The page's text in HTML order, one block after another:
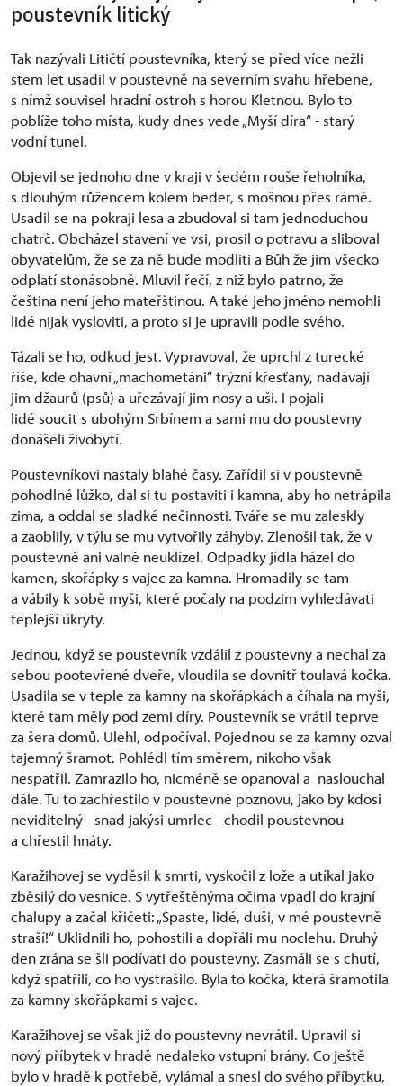
poustevník litický
Tak nazývali Litičtí poustevníka, který se před více nežli
stem let usadil v poustevně na severním svahu hřebene,
s nímž souvisel hradní ostroh s horou Kletnou. Bylo to
poblíže toho místa, kudy dnes vede „Myší díra“ - starý
vodní tunel.
Objevil se jednoho dne v kraji v šedém rouše řeholníka,
s dlouhým růžencem kolem beder, s mošnou přes rámě.
Usadil se na pokraji lesa a zbudoval si tam jednoduchou
chatrč. Obcházel stavení ve vsi, prosil o potravu a sliboval
obyvatelům, že se za ně bude modliti a Bůh že jim všecko
odplatí stonásobně. Mluvil řečí, z niž bylo patrno, že
čeština není jeho mateřštinou. A také jeho jméno nemohli
lidé nijak vysloviti, a proto si je upravili podle svého.
Tázali se ho, odkud jest. Vypravoval, že uprchl z turecké
říše, kde ohavní „machometáni“ trýzní křesťany, nadávají
jim džaurů (psů) a uřezávají jim nosy a uši. I pojali
lidé soucit s ubohým Srbínem a sami mu do poustevny
donášeli živobytí.
Poustevníkovi nastaly blahé časy. Zařídil si v poustevně
pohodlné lůžko, dal si tu postaviti i kamna, aby ho netrápila
zima, a oddal se sladké nečinnosti. Tváře se mu zaleskly
a zaoblily, v týlu se mu vytvořily záhyby. Zlenošil tak, že v
poustevně ani valně neuklízel. Odpadky jídla házel do
kamen, skořápky s vajec za kamna. Hromadily se tam
a vábily k sobě myši, které počaly na podzim vyhledávati
teplejší úkryty.
Jednou, když se poustevník vzdálil z poustevny a nechal za
sebou pootevřené dveře, vloudila se dovnitř toulavá kočka.
Usadila se v teple za kamny na skořápkách a číhala na myši,
které tam měly pod zemi díry. Poustevník se vrátil teprve
za šera domů. Ulehl, odpočíval. Pojednou se za kamny ozval
tajemný šramot. Pohlédl tím směrem, nikoho však
nespatřil. Zamrazilo ho, nicméně se opanoval a naslouchal
dále. Tu to zachřestilo v poustevně poznovu, jako by kdosi
neviditelný - snad jakýsi umrlec - chodil poustevnou
a chřestil hnáty.
Karažihovej se vyděsil k smrti, vyskočil z lože a utíkal jako
zběsilý do vesnice. S vytřeštěnýma očima vpadl do krajní
chalupy a začal křičeti: „Spaste, lidé, duši, v mé poustevně
straší!“ Uklidnili ho, pohostili a dopřáli mu noclehu. Druhý
den zrána se šli podívati do poustevny. Zasmáli se s chutí,
když spatřili, co ho vystrašilo. Byla to kočka, která šramotila
za kamny skořápkami s vajec.
Karažihovej se však již do poustevny nevrátil. Upravil si
nový příbytek v hradě nedaleko vstupní brány. Co ještě
bylo v hradě k potřebě, vylámal a snesl do svého příbytku,